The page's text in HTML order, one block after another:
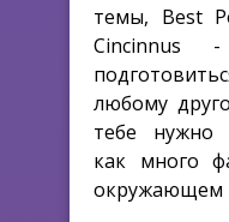
темы, Best
Cincinnus
любому
тебе нужно
как много
окружающем